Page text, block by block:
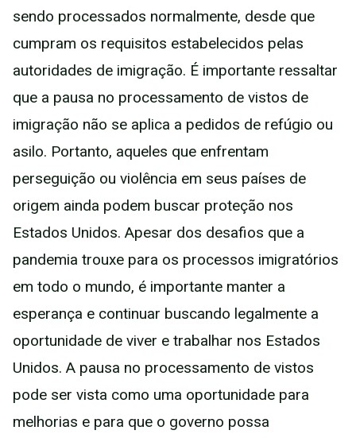
sendo processados normalmente, desde que
cumpram os requisitos estabelecidos pelas
autoridades de imigração. É importante ressaltar
que a pausa no processamento de vistos de
imigração não se aplica a pedidos de refúgio ou
asilo. Portanto, aqueles que enfrentam
perseguição ou violência em seus países de
origem ainda podem buscar proteção nos
Estados Unidos. Apesar dos desafios que a
pandemia trouxe para os processos imigratórios
em todo o mundo, é importante manter a
esperança e continuar buscando legalmente a
oportunidade de viver e trabalhar nos Estados
Unidos. A pausa no processamento de vistos
pode ser vista como uma oportunidade para
melhorias e para que o governo possa